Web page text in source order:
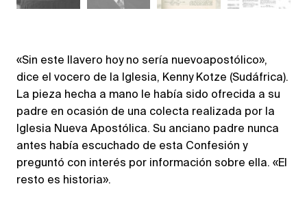
«Sin este llavero hoy no sería nuevoapostólico»,
dice el vocero de la Iglesia, Kenny Kotze (Sudáfrica).
La pieza hecha a mano le había sido ofrecida a su
padre en ocasión de una colecta realizada por la
Iglesia Nueva Apostólica. Su anciano padre nunca
antes había escuchado de esta Confesión y
preguntó con interés por información sobre ella. «El
resto es historia».